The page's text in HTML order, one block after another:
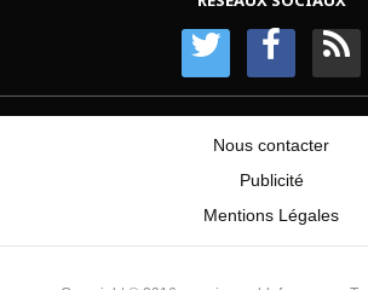
Nous contacter
Publicité
Mentions Légales